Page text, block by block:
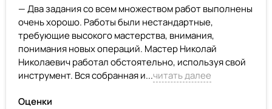
— Два задания со всем множеством работ выполнены
очень хорошо. Работы были нестандартные,
требующие высокого мастерства, внимания,
понимания новых операций. Мастер Николай
Николаевич работал обстоятельно, используя свой
инструмент. Вся собранная и...читать далее
Оценки